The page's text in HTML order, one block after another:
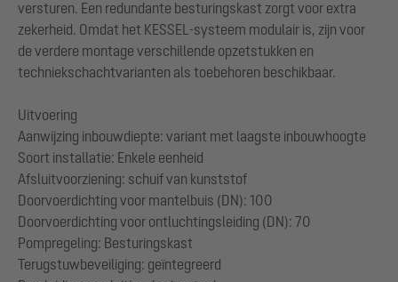
versturen. Een redundante besturingskast zorgt voor extra
zekerheid. Omdat het KESSEL-systeem modulair is, zijn voor
de verdere montage verschillende opzetstukken en
techniekschachtvarianten als toebehoren beschikbaar.
Uitvoering
Aanwijzing inbouwdiepte: variant met laagste inbouwhoogte
Soort installatie: Enkele eenheid
Afsluitvoorziening: schuif van kunststof
Doorvoerdichting voor mantelbuis (DN): 100
Doorvoerdichting voor ontluchtingsleiding (DN): 70
Pompregeling: Besturingskast
Terugstuwbeveiliging: geïntegreerd